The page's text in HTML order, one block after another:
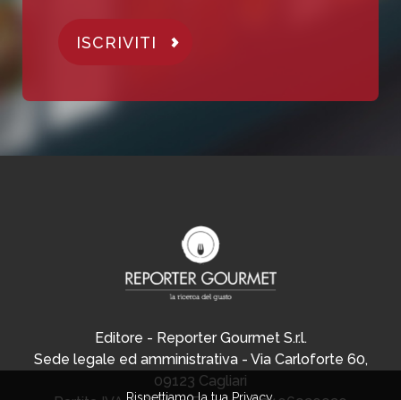
ISCRIVITI
Editore - Reporter Gourmet S.r.l.
Sede legale ed amministrativa - Via Carloforte 60,
09123 Cagliari